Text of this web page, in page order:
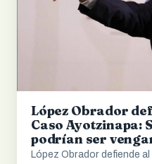
López Obrador
Caso Ayotzinapa:
podrían ser
López Obrador defiende